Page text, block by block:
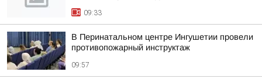
09:33
В Перинатальном центре Ингушетии провели
противопожарный инструктаж
09:57